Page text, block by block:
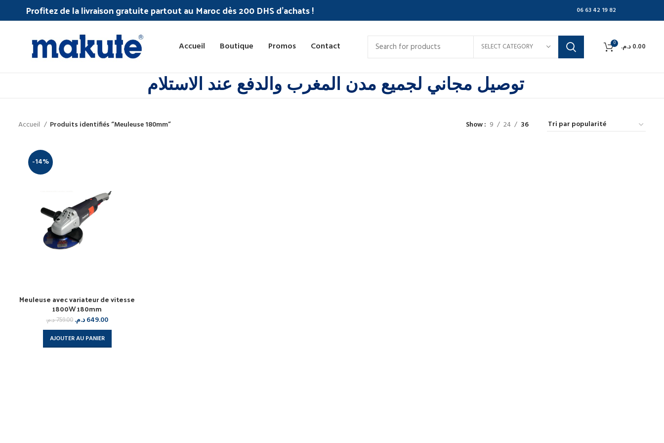
Profitez de la livraison gratuite partout au Maroc dès 200 DHS d'achats ! 06 63 42 19 82
Accueil Boutique Promos Contact SELECT CATEGORY 0 0.00د.م.
توصيل مجاني لجميع مدن المغرب والدفع عند الاستلام
Accueil Produits identifiés “Meuleuse 180mm” Show 9 24 36
-14%
Meuleuse avec variateur de vitesse
1800W 180mm
759.00د.م. 649.00د.م.
AJOUTER AU PANIER